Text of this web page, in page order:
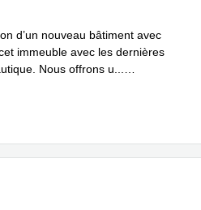
d’un nouveau bâtiment avec
immeuble avec les dernières
Nous offrons u